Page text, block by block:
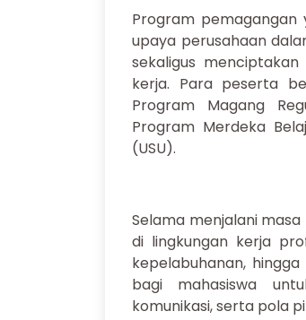
Program pemagangan
upaya perusahaan
sekaligus
kerja. Para peserta
Program Magang
Program Merdeka
(USU).
Selama menjalani
di lingkungan kerja
kepelabuhanan,
bagi mahasiswa
komunikasi, serta pola